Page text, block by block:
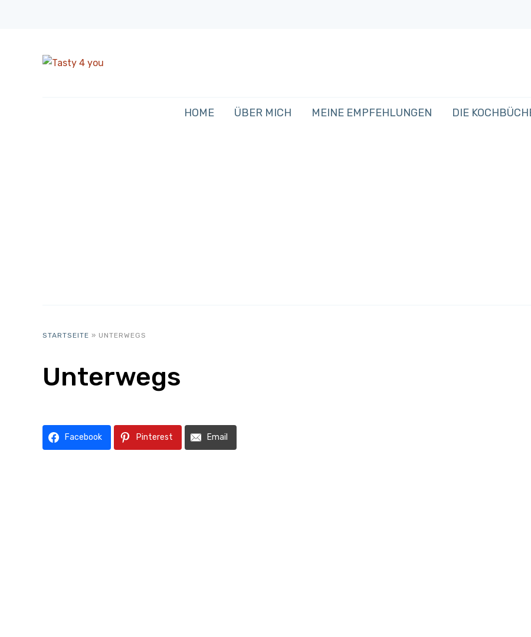
HOME ÜBER MICH MEINE EMPFEHLUNGEN DIE
STARTSEITE » UNTERWEGS
Unterwegs
Facebook Pinterest Email